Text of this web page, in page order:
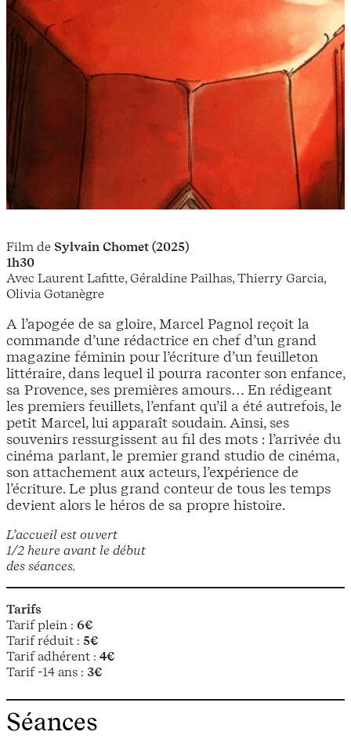
L’accueil est ouvert
1/2 heure avant le début
des séances.
Tarifs
Tarif plein : 6€
Tarif réduit : 5€
Tarif adhérent : 4€
Tarif -14 ans : 3€
Film de Sylvain Chomet (2025)
1h30
Avec Laurent Lafitte, Géraldine Pailhas, Thierry Garcia,
Olivia Gotanègre
A l’apogée de sa gloire, Marcel Pagnol reçoit la
commande d’une rédactrice en chef d’un grand
magazine féminin pour l’écriture d’un feuilleton
littéraire, dans lequel il pourra raconter son enfance,
sa Provence, ses premières amours… En rédigeant
les premiers feuillets, l’enfant qu’il a été autrefois, le
petit Marcel, lui apparaît soudain. Ainsi, ses
souvenirs ressurgissent au fil des mots : l’arrivée du
cinéma parlant, le premier grand studio de cinéma,
son attachement aux acteurs, l’expérience de
l’écriture. Le plus grand conteur de tous les temps
devient alors le héros de sa propre histoire.
Séances